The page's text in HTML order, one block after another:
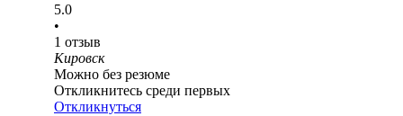
5.0
•
1 отзыв
Кировск
Можно без резюме
Откликнитесь среди первых
Откликнуться